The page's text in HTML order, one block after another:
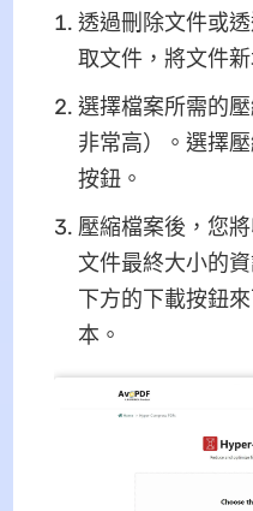
透過刪除文件或
取文件，將文件
選擇檔案所需的
非常高）。選擇
按鈕。
壓縮檔案後，您
文件最終大小的
下方的下載按鈕
本。